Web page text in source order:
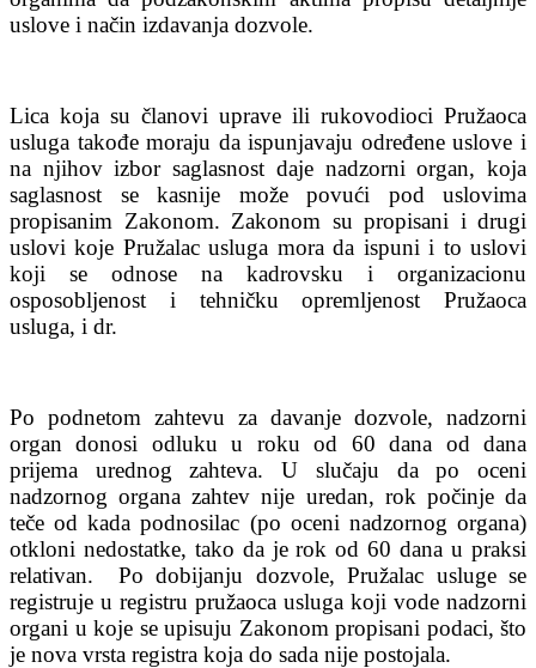
uslove i način izdavanja dozvole.
Lica koja su članovi uprave ili rukovodioci Pružaoca
usluga takođe moraju da ispunjavaju određene uslove i
na njihov izbor saglasnost daje nadzorni organ, koja
saglasnost se kasnije može povući pod uslovima
propisanim Zakonom. Zakonom su propisani i drugi
uslovi koje Pružalac usluga mora da ispuni i to uslovi
koji se odnose na kadrovsku i organizacionu
osposobljenost i tehničku opremljenost Pružaoca
usluga, i dr.
Po podnetom zahtevu za davanje dozvole, nadzorni
organ donosi odluku u roku od 60 dana od dana
prijema urednog zahteva. U slučaju da po oceni
nadzornog organa zahtev nije uredan, rok počinje da
teče od kada podnosilac (po oceni nadzornog organa)
otkloni nedostatke, tako da je rok od 60 dana u praksi
relativan. Po dobijanju dozvole, Pružalac usluge se
registruje u registru pružaoca usluga koji vode nadzorni
organi u koje se upisuju Zakonom propisani podaci, što
je nova vrsta registra koja do sada nije postojala.